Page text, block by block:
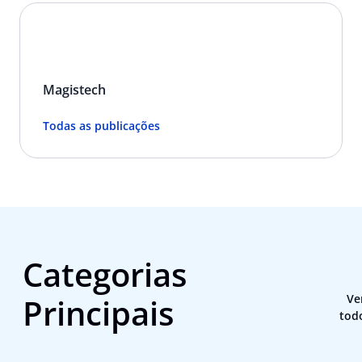
Magistech
Todas as publicações
Categorias
Principais